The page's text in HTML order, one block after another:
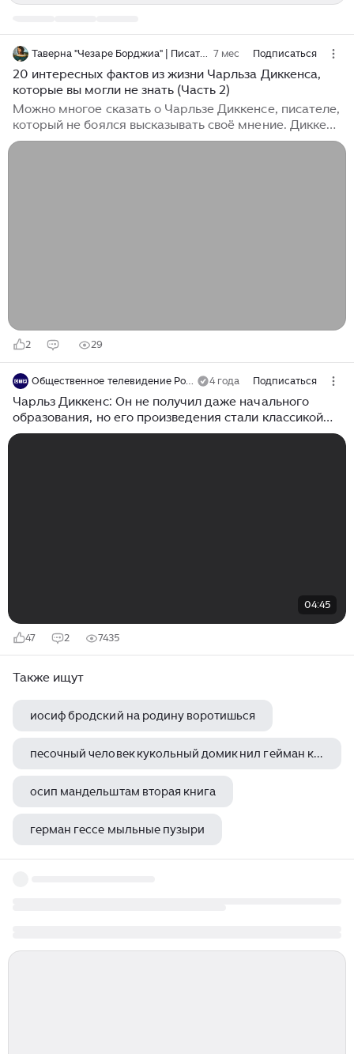
7 мес Подписаться
20 интересных фактов из жизни Чарльза Диккенса,
которые вы могли не знать (Часть 2)
Можно многое сказать о Чарльзе Диккенсе, писателе,
который не боялся высказывать своё мнение. Диккенс
написал одну из самых захватывающих
2 29
Общественное телевидение России 4 года Подписаться
Чарльз Диккенс: Он не получил даже начального
образования, но его произведения стали классикой
школьной литературы
04:45
47 2 7435
Также ищут
иосиф бродский на родину воротишься
песочный человек кукольный домик нил гейман книга
осип мандельштам вторая книга
герман гессе мыльные пузыри